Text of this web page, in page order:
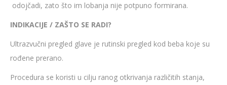
odojčadi, zato što im lobanja nije potpuno formirana.
INDIKACIJE / ZAŠTO SE RADI?
Ultrazvučni pregled glave je rutinski pregled kod beba koje su
rođene prerano.
Procedura se koristi u cilju ranog otkrivanja različitih stanja,